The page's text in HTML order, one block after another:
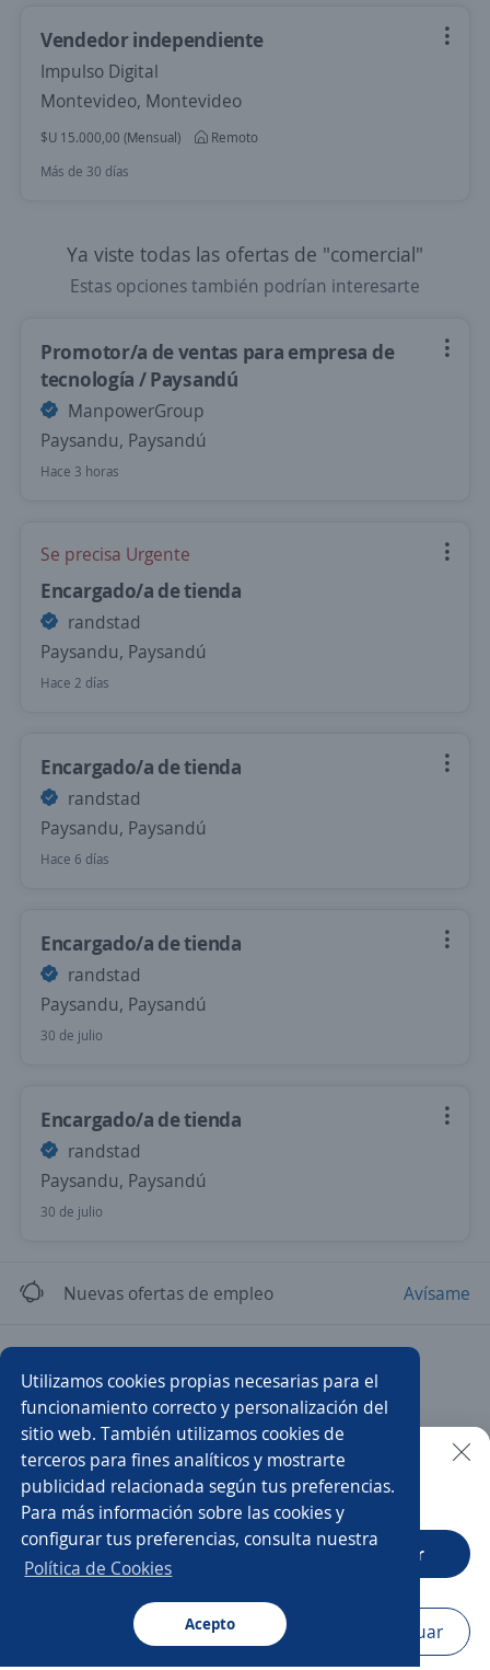
Utilizamos cookies propias necesarias para el
funcionamiento correcto y personalización del
sitio web. También utilizamos cookies de
terceros para fines analíticos y mostrarte
publicidad relacionada según tus preferencias.
Para más información sobre las cookies y
configurar tus preferencias, consulta nuestra
Política de Cookies
Acepto
Buscar Postulaciones Avisos Favoritos
Vendedor independiente
Impulso Digital
Montevideo, Montevideo
$U 15.000,00 (Mensual)
Remoto
Más de 30 días
Ya viste todas las ofertas de "comercial"
Estas opciones también podrían interesarte
Promotor/a de ventas para empresa de
tecnología / Paysandú
ManpowerGroup
Paysandu, Paysandú
Hace 3 horas
Se precisa Urgente
Encargado/a de tienda
randstad
Paysandu, Paysandú
Hace 2 días
Encargado/a de tienda
randstad
Paysandu, Paysandú
Hace 6 días
Encargado/a de tienda
randstad
Paysandu, Paysandú
30 de julio
Encargado/a de tienda
randstad
Paysandu, Paysandú
30 de julio
Nuevas ofertas de empleo Avísame
Vendedor/a de salón Ejecutivo/a comercial
Asistente de ventas Reponedor/a Gerente de local
Impulsador/a Agente de ventas
Vendedor/a puerta a puerta
Vendedor externo Vendedor/a
Buscar es más fácil en la app
CT App Abrir
Navegador Continuar